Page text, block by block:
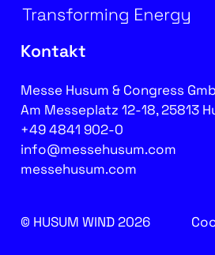
Kontakt
Messe Husum & Congress
Am Messeplatz 12-18, 25813
+49 4841 902-0
info@messehusum.com
messehusum.com
© HUSUM WIND 2026